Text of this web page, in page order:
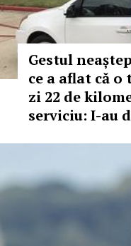
Gestul
ce a aflat că o
zi 22 de
serviciu: I-au